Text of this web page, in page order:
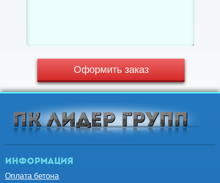
Оформить заказ
Информация
Оплата бетона